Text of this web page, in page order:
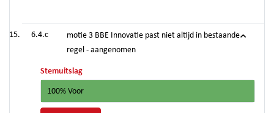
6.4.c
motie 3 BBE Innovatie past niet altijd in bestaande
regel - aangenomen
Stemuitslag
100% Voor